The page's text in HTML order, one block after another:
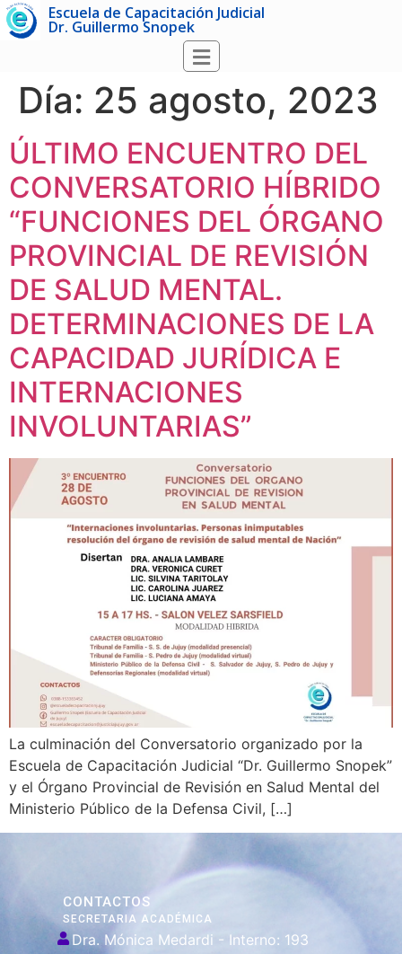
Escuela de Capacitación Judicial
Dr. Guillermo Snopek
Día: 25 agosto, 2023
ÚLTIMO ENCUENTRO DEL
CONVERSATORIO HÍBRIDO
“FUNCIONES DEL ÓRGANO
PROVINCIAL DE REVISIÓN
DE SALUD MENTAL.
DETERMINACIONES DE LA
CAPACIDAD JURÍDICA E
INTERNACIONES
INVOLUNTARIAS”
La culminación del Conversatorio organizado por la
Escuela de Capacitación Judicial “Dr. Guillermo Snopek”
y el Órgano Provincial de Revisión en Salud Mental del
Ministerio Público de la Defensa Civil, […]
CONTACTOS
SECRETARIA ACADÉMICA
Dra. Mónica Medardi - Interno: 193